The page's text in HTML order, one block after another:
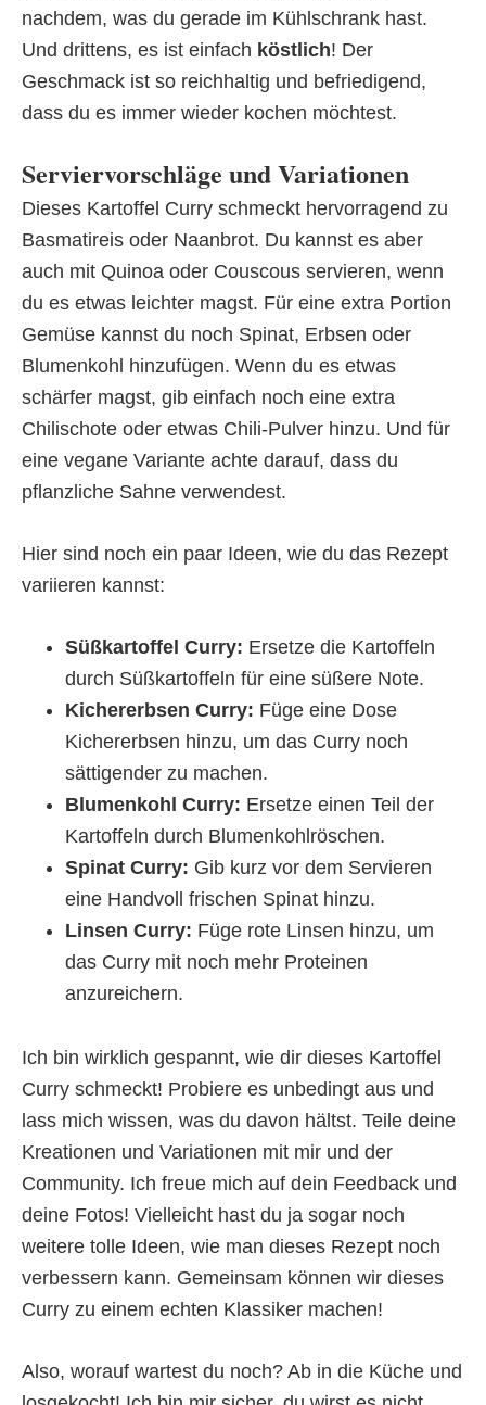
nachdem, was du gerade im Kühlschrank hast.
Und drittens, es ist einfach köstlich! Der
Geschmack ist so reichhaltig und befriedigend,
dass du es immer wieder kochen möchtest.
Serviervorschläge und Variationen
Dieses Kartoffel Curry schmeckt hervorragend zu
Basmatireis oder Naanbrot. Du kannst es aber
auch mit Quinoa oder Couscous servieren, wenn
du es etwas leichter magst. Für eine extra Portion
Gemüse kannst du noch Spinat, Erbsen oder
Blumenkohl hinzufügen. Wenn du es etwas
schärfer magst, gib einfach noch eine extra
Chilischote oder etwas Chili-Pulver hinzu. Und für
eine vegane Variante achte darauf, dass du
pflanzliche Sahne verwendest.
Hier sind noch ein paar Ideen, wie du das Rezept
variieren kannst:
Süßkartoffel Curry: Ersetze die Kartoffeln
durch Süßkartoffeln für eine süßere Note.
Kichererbsen Curry: Füge eine Dose
Kichererbsen hinzu, um das Curry noch
sättigender zu machen.
Blumenkohl Curry: Ersetze einen Teil der
Kartoffeln durch Blumenkohlröschen.
Spinat Curry: Gib kurz vor dem Servieren
eine Handvoll frischen Spinat hinzu.
Linsen Curry: Füge rote Linsen hinzu, um
das Curry mit noch mehr Proteinen
anzureichern.
Ich bin wirklich gespannt, wie dir dieses Kartoffel
Curry schmeckt! Probiere es unbedingt aus und
lass mich wissen, was du davon hältst. Teile deine
Kreationen und Variationen mit mir und der
Community. Ich freue mich auf dein Feedback und
deine Fotos! Vielleicht hast du ja sogar noch
weitere tolle Ideen, wie man dieses Rezept noch
verbessern kann. Gemeinsam können wir dieses
Curry zu einem echten Klassiker machen!
Also, worauf wartest du noch? Ab in die Küche und